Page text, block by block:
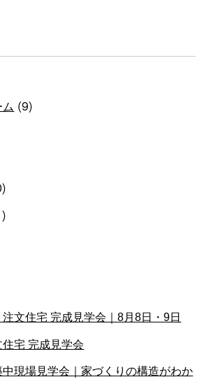
(9)
注文住宅 完成見学会｜8月8日・9日
住宅 完成見学会
中現場見学会｜家づくりの構造がわか